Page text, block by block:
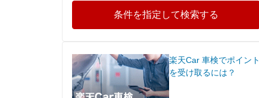
条件を指定して検索する
楽天Car 車検でポイント
を受け取るには？